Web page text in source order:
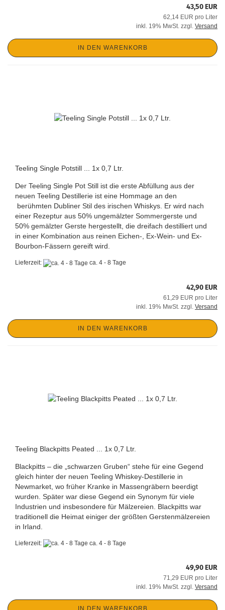
43,50 EUR
62,14 EUR pro Liter
inkl. 19% MwSt. zzgl. Versand
IN DEN WARENKORB
Teeling Single Potstill ... 1x 0,7 Ltr.
Der Teeling Single Pot Still ist die erste Abfüllung aus der
neuen Teeling Destillerie ist eine Hommage an den
berühmten Dubliner Stil des irischen Whiskys. Er wird nach
einer Rezeptur aus 50% ungemälzter Sommergerste und
50% gemälzter Gerste hergestellt, die dreifach destilliert und
in einer Kombination aus reinen Eichen-, Ex-Wein- und Ex-
Bourbon-Fässern gereift wird.
Lieferzeit: ca. 4 - 8 Tage
42,90 EUR
61,29 EUR pro Liter
inkl. 19% MwSt. zzgl. Versand
IN DEN WARENKORB
Teeling Blackpitts Peated ... 1x 0,7 Ltr.
Blackpitts – die „schwarzen Gruben“ stehe für eine Gegend
gleich hinter der neuen Teeling Whiskey-Destillerie in
Newmarket, wo früher Kranke in Massengräbern beerdigt
wurden. Später war diese Gegend ein Synonym für viele
Industrien und insbesondere für Mälzereien. Blackpitts war
traditionell die Heimat einiger der größten Gerstenmälzereien
in Irland.
Lieferzeit: ca. 4 - 8 Tage
49,90 EUR
71,29 EUR pro Liter
inkl. 19% MwSt. zzgl. Versand
IN DEN WARENKORB